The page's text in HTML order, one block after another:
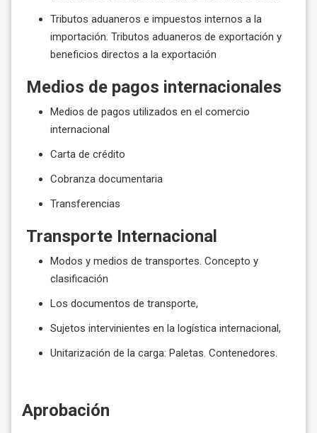
Tributos aduaneros e impuestos internos a la
importación. Tributos aduaneros de exportación y
beneficios directos a la exportación
Medios de pagos internacionales
Medios de pagos utilizados en el comercio
internacional
Carta de crédito
Cobranza documentaria
Transferencias
Transporte Internacional
Modos y medios de transportes. Concepto y
clasificación
Los documentos de transporte,
Sujetos intervinientes en la logística internacional,
Unitarización de la carga: Paletas. Contenedores.
Aprobación